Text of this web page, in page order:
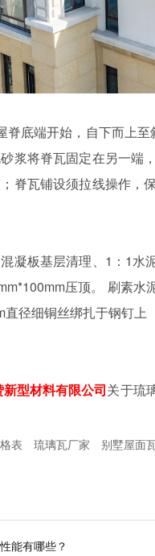
脊底端开始，自下而上
浆将脊瓦固定在另一端
脊瓦铺设须拉线操作，
凝板基层清理、1：1水
压顶。 刷素
直径细铜丝绑扎于钢钉
型材料有限公司关于琉
表 琉璃瓦厂家 别墅屋面
能有哪些？